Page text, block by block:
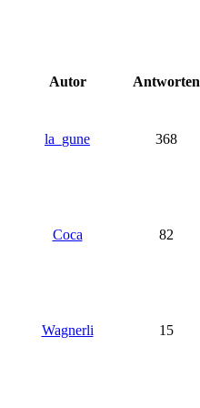
Autor Antworten
la_gune 368
Coca 82
Wagnerli 15